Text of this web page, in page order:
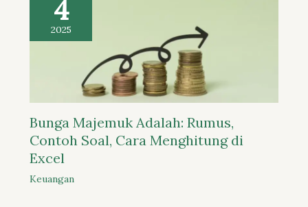
4
2025
Bunga Majemuk Adalah: Rumus,
Contoh Soal, Cara Menghitung di
Excel
Keuangan